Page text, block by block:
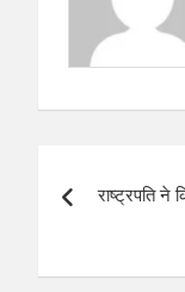
s
राष्ट्रपति ने